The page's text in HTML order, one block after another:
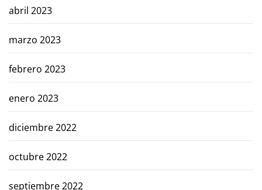
abril 2023
marzo 2023
febrero 2023
enero 2023
diciembre 2022
octubre 2022
septiembre 2022